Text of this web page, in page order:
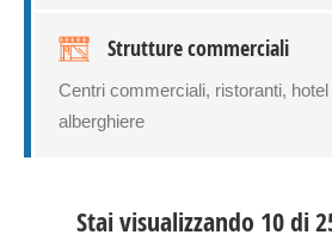
Strutture commerciali
Centri commerciali, ristoranti,
alberghiere
Stai visualizzando 10 di